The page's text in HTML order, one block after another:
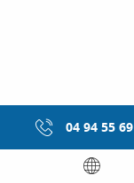
04 94 55 69